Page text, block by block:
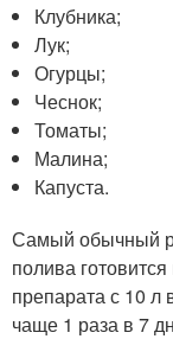
Клубника;
Лук;
Огурцы;
Чеснок;
Томаты;
Малина;
Капуста.
Самый обычный
полива
препарата с 10 л
чаще 1 раза в 7